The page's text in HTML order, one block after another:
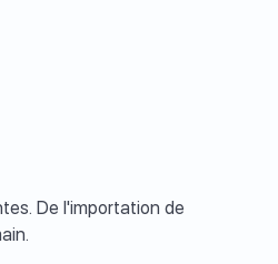
De l'importation de